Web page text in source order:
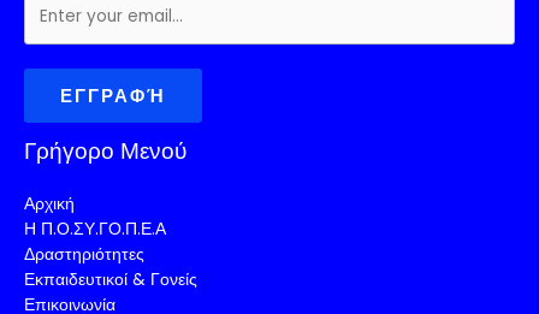
ΕΓΓΡΑΦΉ
Γρήγορο Μενού
Αρχική
Η Π.Ο.ΣΥ.ΓΟ.Π.Ε.Α
Δραστηριότητες
Εκπαιδευτικοί & Γονείς
Επικοινωνία